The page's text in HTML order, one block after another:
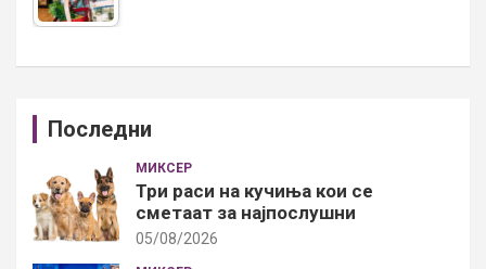
Последни
МИКСЕР
Три раси на кучиња кои се
сметаат за најпослушни
05/08/2026